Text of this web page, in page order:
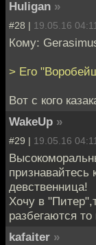
Huligan »
#28 | 19.05.16 04:11
Кому:
> Его
Вот с кого
WakeUp »
#29 | 19.05.16 04:11
признавайтесь
девственница!
Хочу в
разбегаются
kafaiter »